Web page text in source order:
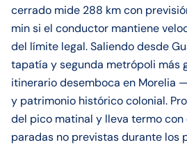
cerrado mide 288 km con
min si el conductor mantiene
del límite legal. Saliendo desde
tapatía y segunda metrópoli más
itinerario desemboca en Morelia
y patrimonio histórico colonial.
del pico matinal y lleva termo
paradas no previstas durante los